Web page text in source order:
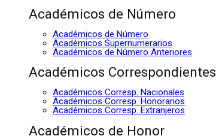
Académicos de Número
Académicos de Número
Académicos Supernumerarios
Académicos de Número Anteriores
Académicos Correspondientes
Académicos Corresp. Nacionales
Académicos Corresp. Honorarios
Académicos Corresp. Extranjeros
Académicos de Honor